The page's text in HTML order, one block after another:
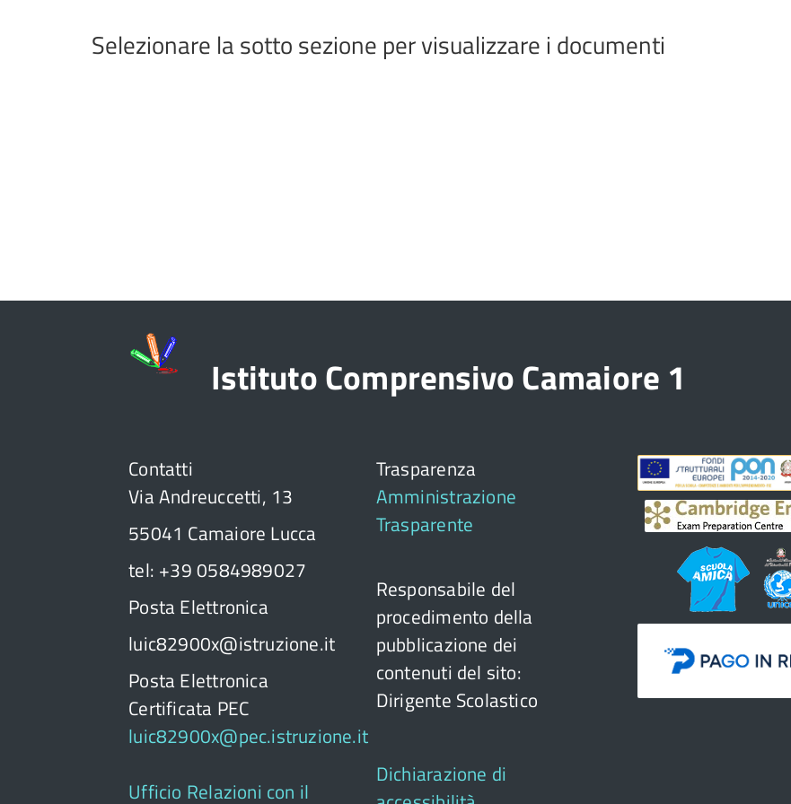
Selezionare la sotto sezione per visualizzare i documenti
Istituto Comprensivo Camaiore 1
Contatti
Via Andreuccetti, 13
55041 Camaiore Lucca
tel: +39 0584989027
Posta Elettronica
luic82900x@istruzione.it
Posta Elettronica
Certificata PEC
luic82900x@pec.istruzione.it
Ufficio Relazioni con il
Trasparenza
Amministrazione
Trasparente
Responsabile del
procedimento della
pubblicazione dei
contenuti del sito:
Dirigente Scolastico
Dichiarazione di